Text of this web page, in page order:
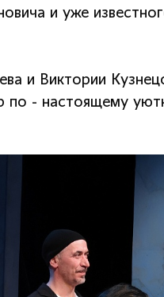
и уже
и Виктории
по - настоящему